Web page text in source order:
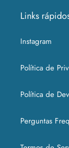
Links
Instagram
Política de
Política de
Perguntas